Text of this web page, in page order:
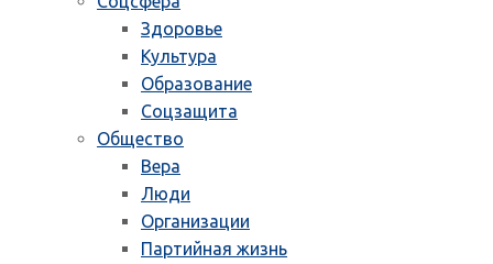
Здоровье
Культура
Образование
Соцзащита
Общество
Вера
Люди
Организации
Партийная жизнь